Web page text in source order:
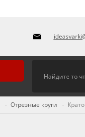
Отрезные круги